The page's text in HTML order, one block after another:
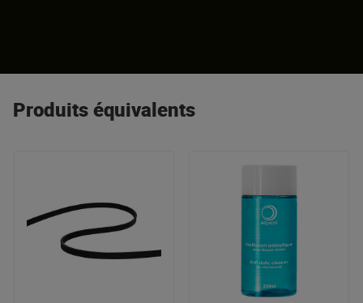
Produits équivalents